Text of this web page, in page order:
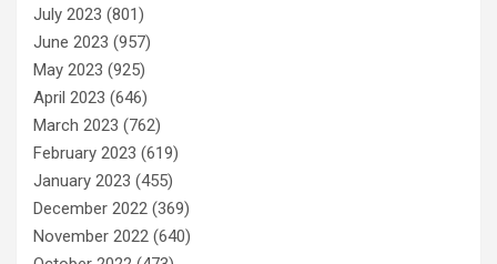
July 2023 (801)
June 2023 (957)
May 2023 (925)
April 2023 (646)
March 2023 (762)
February 2023 (619)
January 2023 (455)
December 2022 (369)
November 2022 (640)